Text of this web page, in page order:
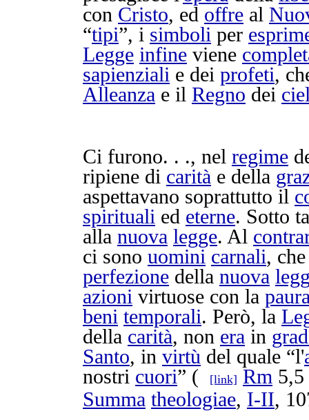
con Cristo, ed offre al
“tipi”, i simboli per
Legge infine viene
sapienziali e dei profeti,
Alleanza e il Regno dei
Ci furono. . ., nel regime
ripiene di carità e della
aspettavano soprattutto il
spirituali ed eterne. Sotto
alla nuova legge. Al
ci sono uomini carnali,
perfezione della nuova
azioni virtuose con la
beni temporali. Però, la
della carità, non era in
Santo, in virtù del quale “l'
nostri cuori” ( [link] Rm
Summa theologiae, I-II,